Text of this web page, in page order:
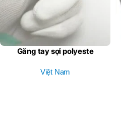
Găng tay sợi polyeste
ngón
Việt Nam